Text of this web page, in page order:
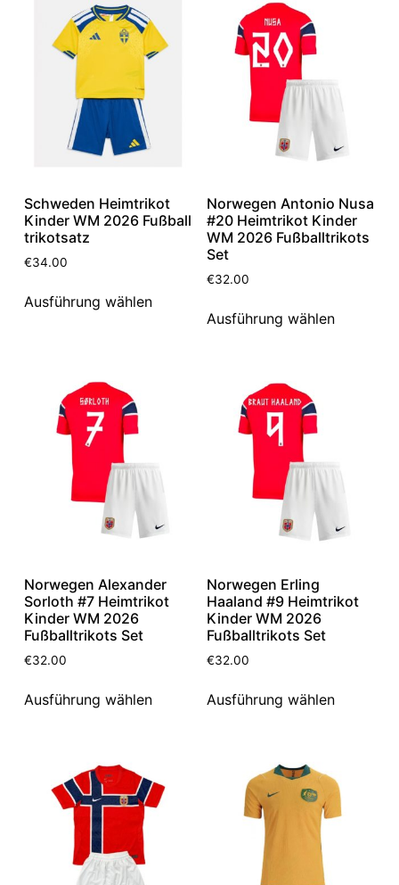
Schweden Heimtrikot
Kinder WM 2026 Fußball
trikotsatz
€34.00
Ausführung wählen
Norwegen Antonio Nusa
#20 Heimtrikot Kinder
WM 2026 Fußballtrikots
Set
€32.00
Ausführung wählen
Norwegen Alexander
Sorloth #7 Heimtrikot
Kinder WM 2026
Fußballtrikots Set
€32.00
Ausführung wählen
Norwegen Erling
Haaland #9 Heimtrikot
Kinder WM 2026
Fußballtrikots Set
€32.00
Ausführung wählen